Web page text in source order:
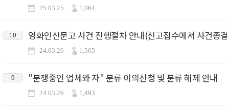
25.03.25 1,064
10 영화인신문고 사건 진행절차 안내(신고접수에서 사건종
24.03.26 1,565
9 "분쟁중인 업체와 자" 분류 이의신청 및 분류 해제 안내
24.03.26 1,493